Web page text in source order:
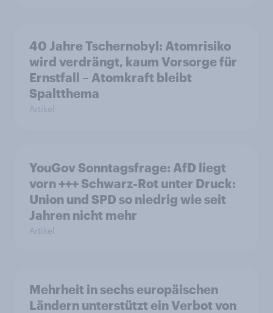
40 Jahre Tschernobyl: Atomrisiko
wird verdrängt, kaum Vorsorge für
Ernstfall – Atomkraft bleibt
Spaltthema
Artikel
YouGov Sonntagsfrage: AfD liegt
vorn +++ Schwarz-Rot unter Druck:
Union und SPD so niedrig wie seit
Jahren nicht mehr
Artikel
Mehrheit in sechs europäischen
Ländern unterstützt ein Verbot von